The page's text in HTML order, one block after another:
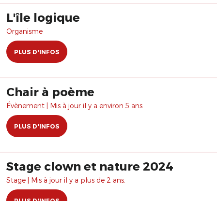
L'île logique
Organisme
PLUS D'INFOS
Chair à poème
Évènement | Mis à jour il y a environ 5 ans.
PLUS D'INFOS
Stage clown et nature 2024
Stage | Mis à jour il y a plus de 2 ans.